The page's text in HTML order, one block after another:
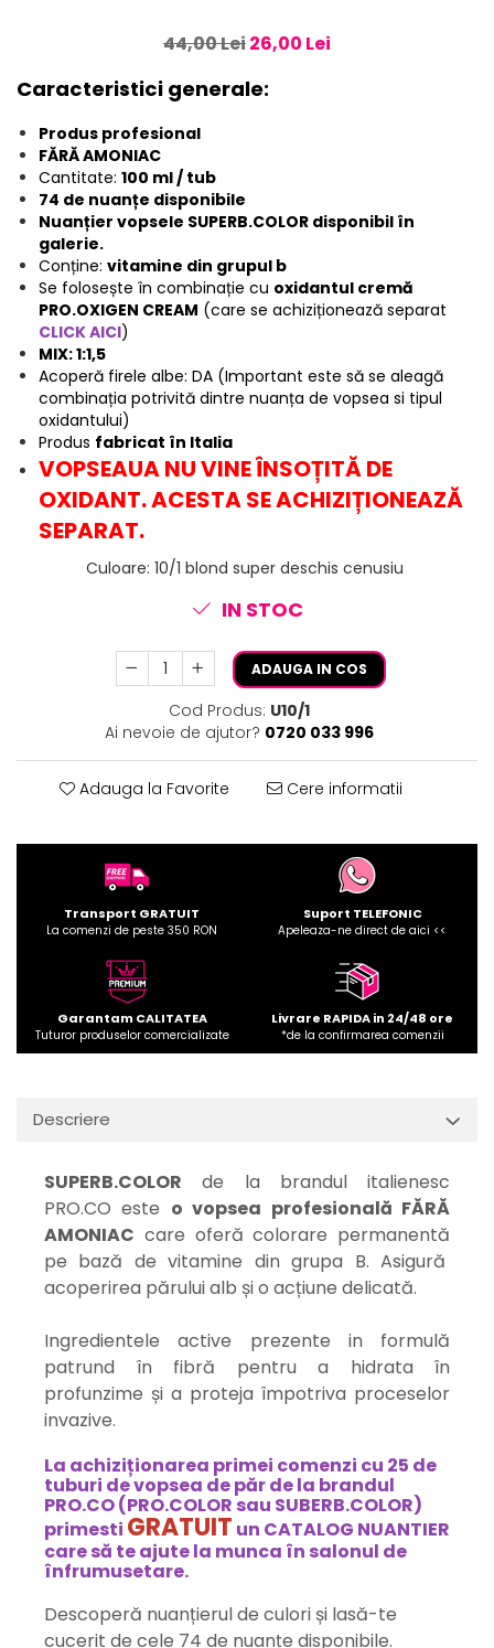
44,00 Lei26,00 Lei
Caracteristici generale:
Produs profesional
FĂRĂ AMONIAC
Cantitate: 100 ml / tub
74 de nuanțe disponibile
Nuanțier vopsele SUPERB.COLOR disponibil în
galerie.
Conține: vitamine din grupul b
Se folosește în combinație cu oxidantul cremă
PRO.OXIGEN CREAM (care se achiziționează separat
CLICK AICI)
MIX: 1:1,5
Acoperă firele albe: DA (Important este să se aleagă
combinația potrivită dintre nuanța de vopsea si tipul
oxidantului)
Produs fabricat în Italia
VOPSEAUA NU VINE ÎNSOȚITĂ DE
OXIDANT. ACESTA SE ACHIZIȚIONEAZĂ
SEPARAT.
Culoare: 10/1 blond super deschis cenusiu
IN STOC
ADAUGA IN COS
Cod Produs: U10/1
Ai nevoie de ajutor? 0720 033 996
Adauga la Favorite Cere informatii
Transport GRATUIT
La comenzi de peste 350 RON
Suport TELEFONIC
Apeleaza-ne direct de aici <<
Garantam CALITATEA
Tuturor produselor comercializate
Livrare RAPIDA in 24/48 ore
*de la confirmarea comenzii
Descriere
SUPERB.COLOR de la brandul italienesc
PRO.CO este o vopsea profesională FĂRĂ
AMONIAC care oferă colorare permanentă
pe bază de vitamine din grupa B. Asigură
acoperirea părului alb și o acțiune delicată.
Ingredientele active prezente in formulă
patrund în fibră pentru a hidrata în
profunzime și a proteja împotriva proceselor
invazive.
La achiziționarea primei comenzi cu 25 de
tuburi de vopsea de păr de la brandul
PRO.CO (PRO.COLOR sau SUBERB.COLOR)
primesti GRATUIT un CATALOG NUANTIER
care să te ajute la munca în salonul de
înfrumusetare.
Descoperă nuanțierul de culori și lasă-te
cucerit de cele 74 de nuanțe disponibile.